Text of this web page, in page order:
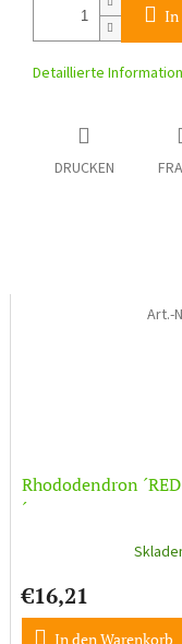
In
Detaillierte
DRUCKEN
Rhododendron ´RED
´
€16,21
In den Warenkorb
Art.-